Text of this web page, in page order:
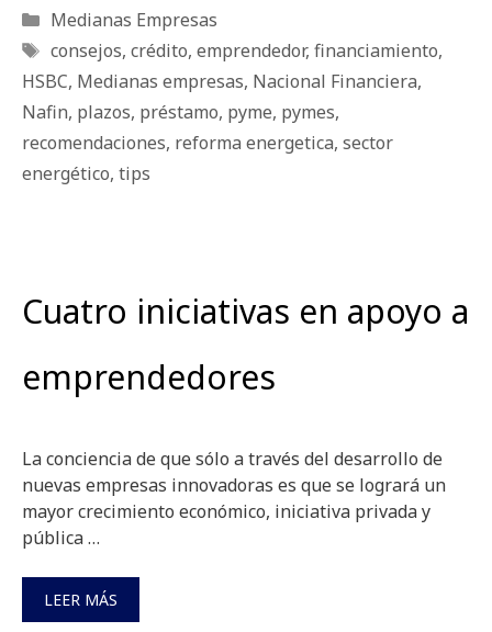
Categorías
Medianas Empresas
Etiquetas
consejos, crédito, emprendedor, financiamiento,
HSBC, Medianas empresas, Nacional Financiera,
Nafin, plazos, préstamo, pyme, pymes,
recomendaciones, reforma energetica, sector
energético, tips
Cuatro iniciativas en apoyo a
emprendedores
La conciencia de que sólo a través del desarrollo de
nuevas empresas innovadoras es que se logrará un
mayor crecimiento económico, iniciativa privada y
pública …
LEER MÁS